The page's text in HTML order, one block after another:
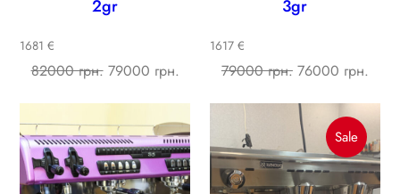
2gr
1681 €
82000 грн. Original
was:
82000 ₴.
79000 грн.Current
is:
79000 ₴.
3gr
1617 €
79000 грн. Original
was:
79000 ₴.
76000 грн.
is:
SaleProduct
On
Sale